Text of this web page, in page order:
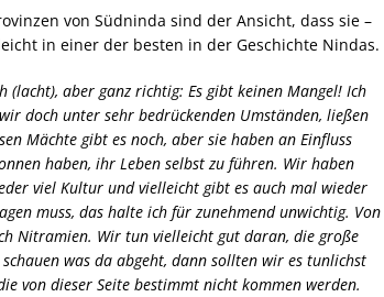
von Südninda sind der Ansicht, dass sie –
in einer der besten in der Geschichte Nindas.
(lacht), aber ganz richtig: Es gibt keinen Mangel! Ich
doch unter sehr bedrückenden Umständen, ließen
Mächte gibt es noch, aber sie haben an Einfluss
haben, ihr Leben selbst zu führen. Wir haben
viel Kultur und vielleicht gibt es auch mal wieder
muss, das halte ich für zunehmend unwichtig. Von
Nitramien. Wir tun vielleicht gut daran, die große
was da abgeht, dann sollten wir es tunlichst
von dieser Seite bestimmt nicht kommen werden.